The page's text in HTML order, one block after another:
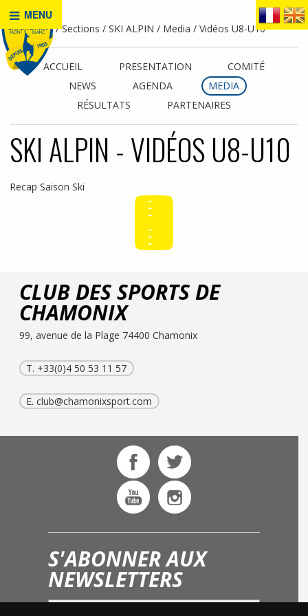
MENU
Accueil Sections SKI ALPIN Media Vidéos U8-U10
ACCUEIL PRESENTATION
COMITÉ
NEWS
AGENDA
MEDIA
RÉSULTATS
PARTENAIRES
SKI ALPIN - VIDÉOS U8-U10
Recap Saison Ski
CLUB DES SPORTS DE
CHAMONIX
99, avenue de la Plage 74400 Chamonix
T. +33(0)4 50 53 11 57
E.club@chamonixsport.com
S'ABONNER AUX
NEWSLETTERS